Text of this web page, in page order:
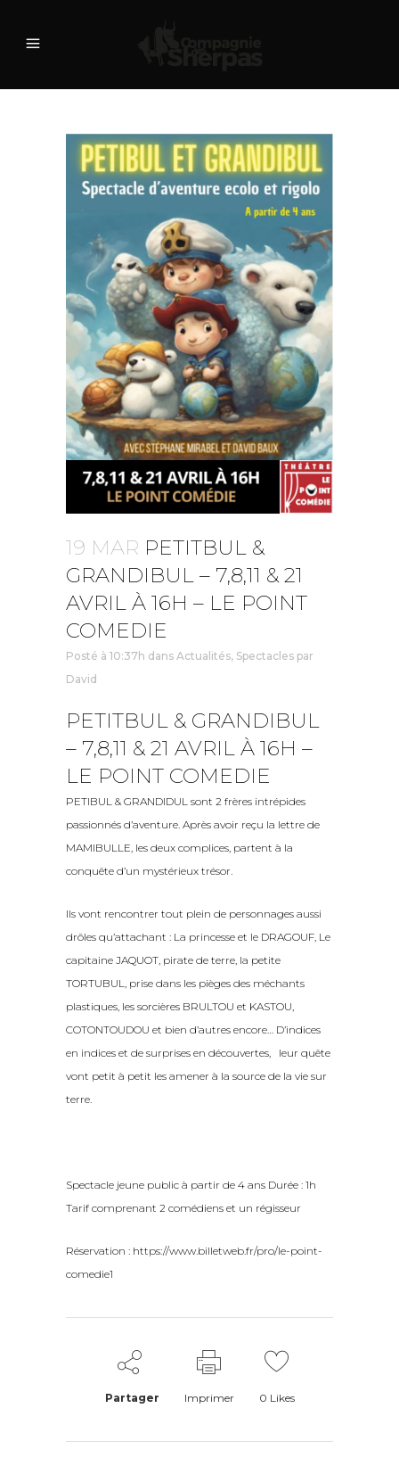
19 MAR PETITBUL &
GRANDIBUL – 7,8,11 & 21
AVRIL À 16H – LE POINT
COMEDIE
Posté à 10:37h dans Actualités, Spectacles par
David
PETITBUL & GRANDIBUL
– 7,8,11 & 21 AVRIL À 16H –
LE POINT COMEDIE
PETIBUL & GRANDIDUL sont 2 frères intrépides
passionnés d’aventure. Après avoir reçu la lettre de
MAMIBULLE, les deux complices, partent à la
conquête d’un mystérieux trésor.
Ils vont rencontrer tout plein de personnages aussi
drôles qu’attachant : La princesse et le DRAGOUF, Le
capitaine JAQUOT, pirate de terre, la petite
TORTUBUL, prise dans les pièges des méchants
plastiques, les sorcières BRULTOU et KASTOU,
COTONTOUDOU et bien d’autres encore… D’indices
en indices et de surprises en découvertes, leur quête
vont petit à petit les amener à la source de la vie sur
terre.
Spectacle jeune public à partir de 4 ans Durée : 1h
Tarif comprenant 2 comédiens et un régisseur
Réservation : https://www.billetweb.fr/pro/le-point-
comedie1
Partager Imprimer 0 Likes